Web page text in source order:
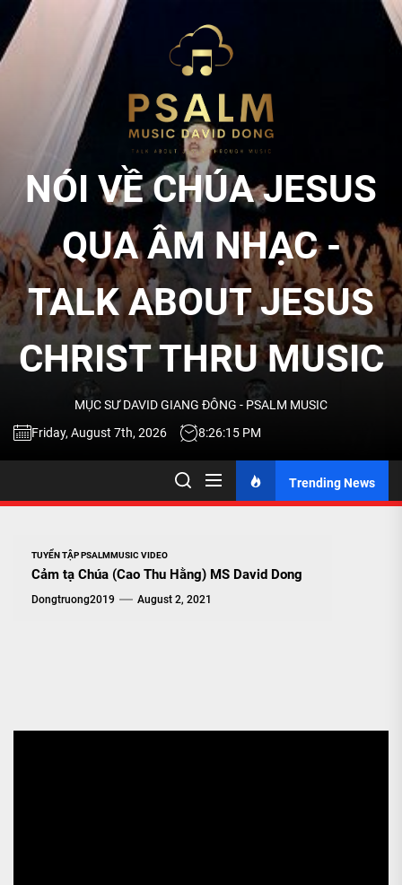
Skip
the
QUA
ÂM
NHẠC
TALK
THRU
NÓI VỀ CHÚA JESUS
QUA ÂM NHẠC -
TALK ABOUT JESUS
CHRIST THRU MUSIC
MỤC SƯ DAVID GIANG ĐÔNG - PSALM MUSIC
Friday, August 7th, 2026
8:26:15 PM
Trending News
TUYỂN TẬP PSALMMUSIC VIDEO
Cảm tạ Chúa (Cao Thu Hằng) MS David Dong
Dongtruong2019 August 2, 2021